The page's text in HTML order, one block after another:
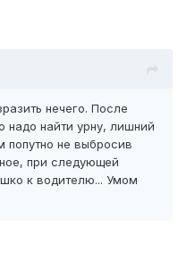
нечего. После
надо найти урну, лишний
попутно не выбросив
при следующей
к водителю... Умом